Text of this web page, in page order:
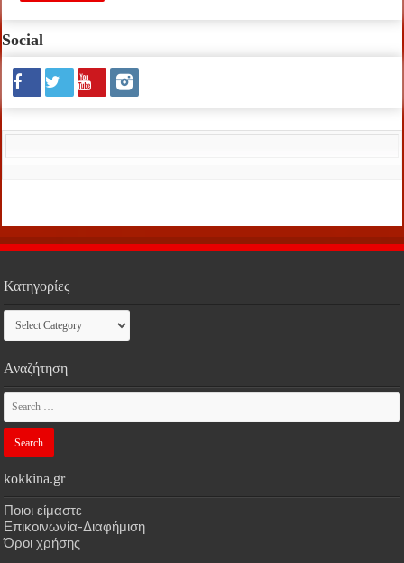
Social
Κατηγορίες
Κατηγορίες
Αναζήτηση
kokkina.gr
Ποιοι είμαστε
Επικοινωνία-Διαφήμιση
Όροι χρήσης